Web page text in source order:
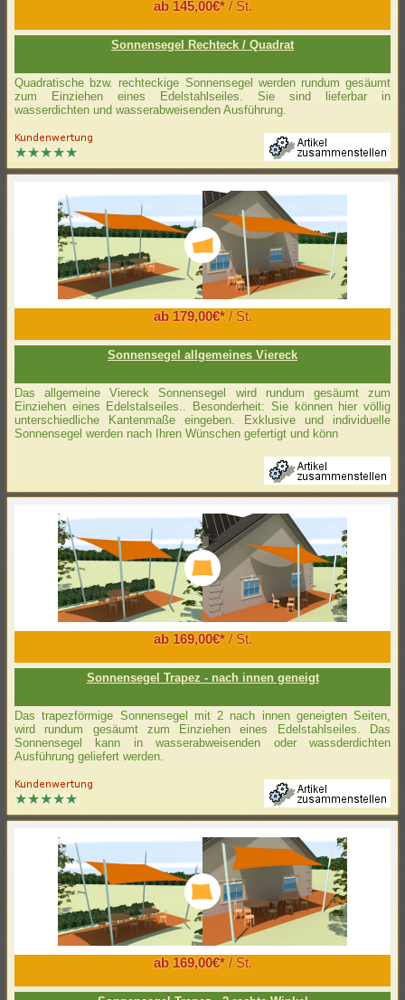
ab 145,00€*/ St.
Sonnensegel Rechteck / Quadrat
Quadratische bzw. rechteckige Sonnensegel werden rundum gesäumt
zum Einziehen eines Edelstahlseiles. Sie sind lieferbar in
wasserdichten und wasserabweisenden Ausführung.
ab 179,00€*/ St.
Sonnensegel allgemeines Viereck
Das allgemeine Viereck Sonnensegel wird rundum gesäumt zum
Einziehen eines Edelstalseiles.. Besonderheit: Sie können hier völlig
unterschiedliche Kantenmaße eingeben. Exklusive und individuelle
Sonnensegel werden nach Ihren Wünschen gefertigt und könn
ab 169,00€*/ St.
Sonnensegel Trapez - nach innen geneigt
Das trapezförmige Sonnensegel mit 2 nach innen geneigten Seiten,
wird rundum gesäumt zum Einziehen eines Edelstahlseiles. Das
Sonnensegel kann in wasserabweisenden oder wassderdichten
Ausführung geliefert werden.
ab 169,00€*/ St.